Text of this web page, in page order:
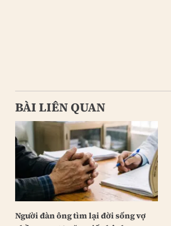
BÀI LIÊN QUAN
Người đàn ông tìm lại đời sống vợ